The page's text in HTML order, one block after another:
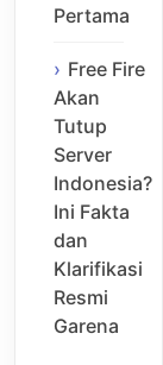
Pertama
Free Fire
Akan
Tutup
Server
Indonesia?
Ini Fakta
dan
Klarifikasi
Resmi
Garena